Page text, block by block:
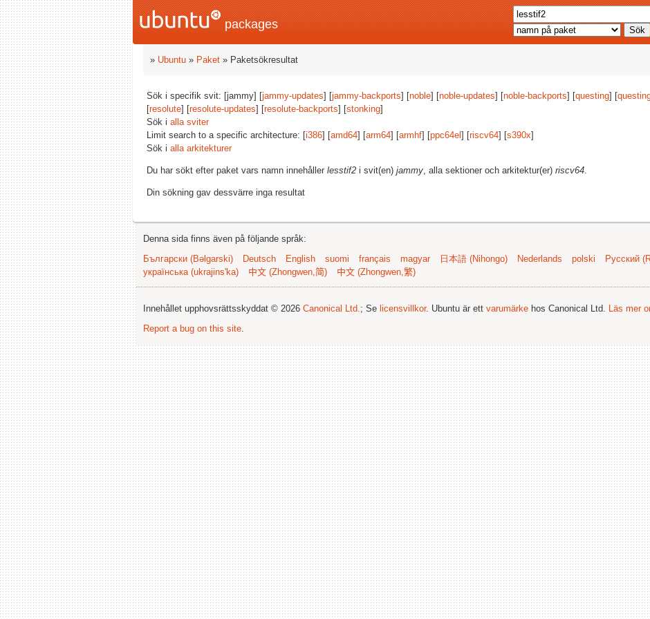
packages
» Ubuntu » Paket » Paketsökresultat
Sök i specifik svit: [jammy] [jammy-updates] [jammy-backports] [noble] [noble-updates] [noble-backports] [questing] [
[resolute] [resolute-updates] [resolute-backports] [stonking]
Sök i alla sviter
Limit search to a specific architecture: [i386] [amd64] [arm64] [armhf] [ppc64el ] [riscv64] [s390x]
Sök i alla arkitekturer
Du har sökt efter paket vars namn innehåller lesstif2 i svit(en) jammy, alla sektioner och arkitektur(er) riscv64.
Din sökning gav dessvärre inga resultat
Denna sida finns även på följande språk:
Български (Bəlgarski)
Deutsch English suomi français magyar 日本語 (Nihongo) Nederlands polski Русский
українська (ukrajins'ka)
中文 (Zhongwen,简) 中文 (Zhongwen,繁)
Innehållet upphovsrättsskyddat © 2026 Canonical Ltd.; Se licensvillkor. Ubuntu är ett varumärke hos Canonical Ltd. Läs mer
Report a bug on this site.